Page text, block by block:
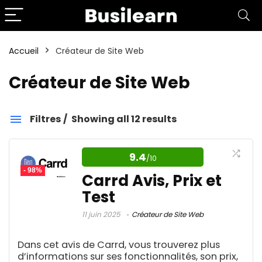
Accueil Créateur de Site Web
Créateur de Site Web
Filtres
Showing all 12 results
Créateur de Site Web
Catégories
Amazon FBA 4
- 98%
9.4/10
Carrd Avis, Prix et
Test
11 juin 2025 Créateur de Site Web
Dans cet avis de Carrd, vous trouverez plus
d’informations sur ses fonctionnalités, son prix,